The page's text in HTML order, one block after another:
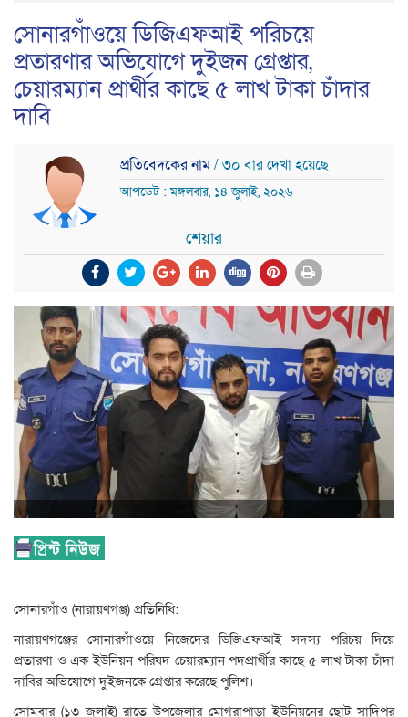
সোনারগাঁওয়ে ডিজিএফআই পরিচয়ে
প্রতারণার অভিযোগে দুইজন গ্রেপ্তার,
চেয়ারম্যান প্রার্থীর কাছে ৫ লাখ টাকা চাঁদার
দাবি
প্রতিবেদকের নাম/ ৩০ বার দেখা হয়েছে
আপডেট : মঙ্গলবার, ১৪ জুলাই, ২০২৬
শেয়ার
সোনারগাঁও (নারায়ণগঞ্জ) প্রতিনিধি:
নারায়ণগঞ্জের সোনারগাঁওয়ে নিজেদের ডিজিএফআই সদস্য পরিচয় দিয়ে
প্রতারণা ও এক ইউনিয়ন পরিষদ চেয়ারম্যান পদপ্রার্থীর কাছে ৫ লাখ টাকা চাঁদা
দাবির অভিযোগে দুইজনকে গ্রেপ্তার করেছে পুলিশ।
সোমবার (১৩ জুলাই) রাতে উপজেলার মোগরাপাড়া ইউনিয়নের ছোট সাদিপুর